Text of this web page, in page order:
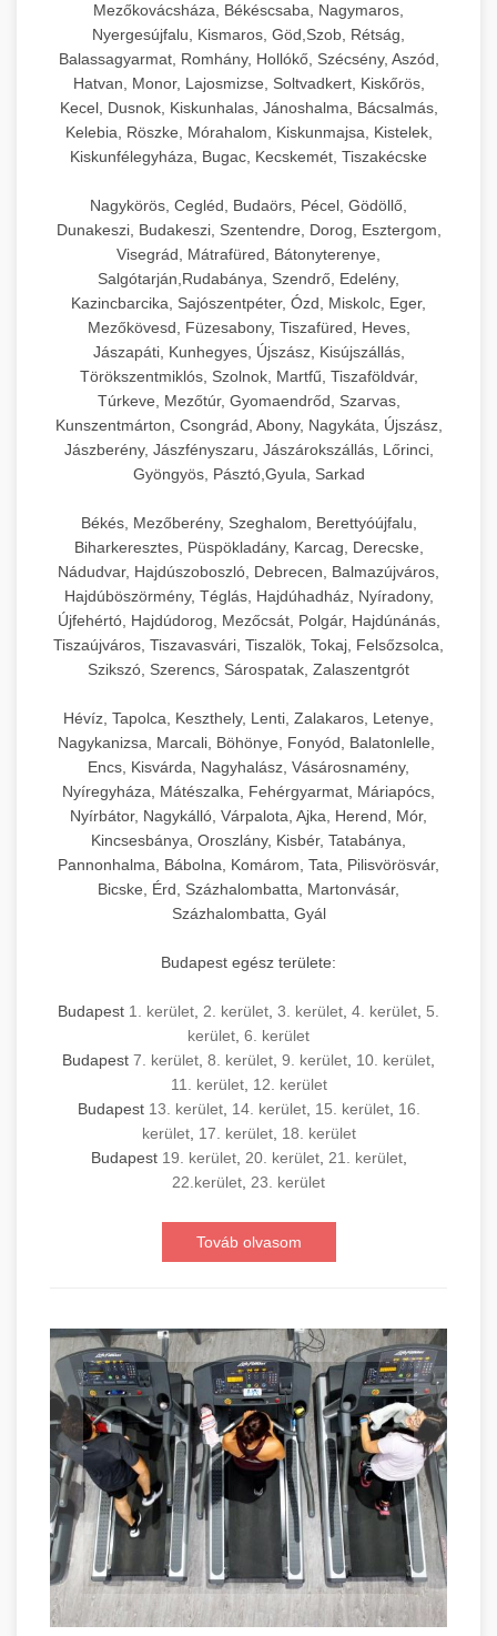
Mezőkovácsháza, Békéscsaba, Nagymaros,
Nyergesújfalu, Kismaros, Göd,Szob, Rétság,
Balassagyarmat, Romhány, Hollókő, Szécsény, Aszód,
Hatvan, Monor, Lajosmizse, Soltvadkert, Kiskőrös,
Kecel, Dusnok, Kiskunhalas, Jánoshalma, Bácsalmás,
Kelebia, Röszke, Mórahalom, Kiskunmajsa, Kistelek,
Kiskunfélegyháza, Bugac, Kecskemét, Tiszakécske
Nagykörös, Cegléd, Budaörs, Pécel, Gödöllő,
Dunakeszi, Budakeszi, Szentendre, Dorog, Esztergom,
Visegrád, Mátrafüred, Bátonyterenye,
Salgótarján,Rudabánya, Szendrő, Edelény,
Kazincbarcika, Sajószentpéter, Ózd, Miskolc, Eger,
Mezőkövesd, Füzesabony, Tiszafüred, Heves,
Jászapáti, Kunhegyes, Újszász, Kisújszállás,
Törökszentmiklós, Szolnok, Martfű, Tiszaföldvár,
Túrkeve, Mezőtúr, Gyomaendrőd, Szarvas,
Kunszentmárton, Csongrád, Abony, Nagykáta, Újszász,
Jászberény, Jászfényszaru, Jászárokszállás, Lőrinci,
Gyöngyös, Pásztó,Gyula, Sarkad
Békés, Mezőberény, Szeghalom, Berettyóújfalu,
Biharkeresztes, Püspökladány, Karcag, Derecske,
Nádudvar, Hajdúszoboszló, Debrecen, Balmazújváros,
Hajdúböszörmény, Téglás, Hajdúhadház, Nyíradony,
Újfehértó, Hajdúdorog, Mezőcsát, Polgár, Hajdúnánás,
Tiszaújváros, Tiszavasvári, Tiszalök, Tokaj, Felsőzsolca,
Szikszó, Szerencs, Sárospatak, Zalaszentgrót
Hévíz, Tapolca, Keszthely, Lenti, Zalakaros, Letenye,
Nagykanizsa, Marcali, Böhönye, Fonyód, Balatonlelle,
Encs, Kisvárda, Nagyhalász, Vásárosnamény,
Nyíregyháza, Mátészalka, Fehérgyarmat, Máriapócs,
Nyírbátor, Nagykálló, Várpalota, Ajka, Herend, Mór,
Kincsesbánya, Oroszlány, Kisbér, Tatabánya,
Pannonhalma, Bábolna, Komárom, Tata, Pilisvörösvár,
Bicske, Érd, Százhalombatta, Martonvásár,
Százhalombatta, Gyál
Budapest egész területe:
Budapest 1. kerület, 2. kerület, 3. kerület, 4. kerület, 5.
kerület, 6. kerület
Budapest 7. kerület, 8. kerület, 9. kerület, 10. kerület,
11. kerület, 12. kerület
Budapest 13. kerület, 14. kerület, 15. kerület, 16.
kerület, 17. kerület, 18. kerület
Budapest 19. kerület, 20. kerület, 21. kerület,
22.kerület, 23. kerület
Továb olvasom